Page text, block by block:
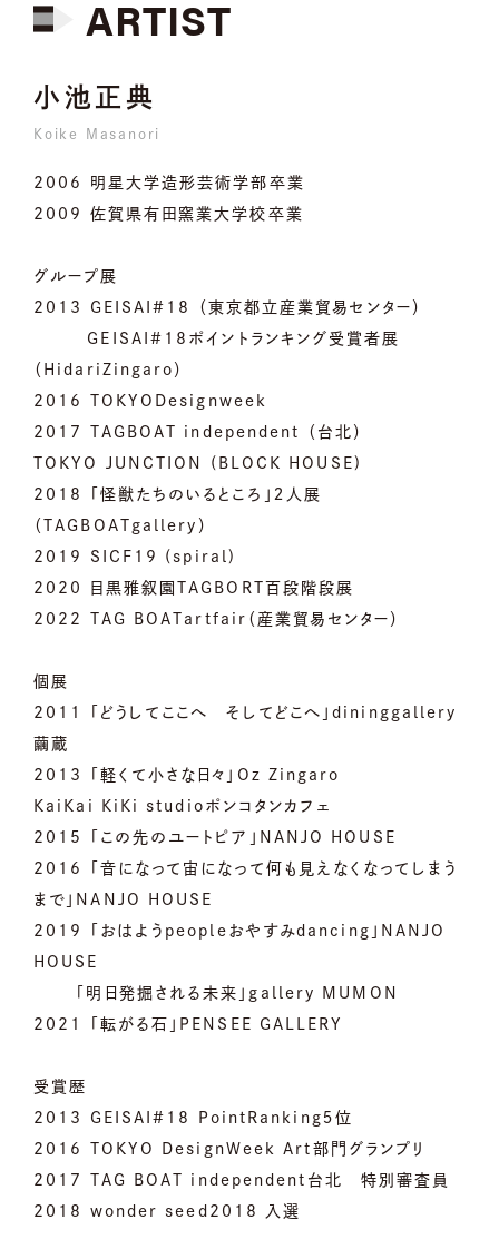
ARTIST
小池正典
Koike Masanori
2006 明星大学造形芸術学部卒業
2009 佐賀県有田窯業大学校卒業
グループ展
2013 GEISAI#18 （東京都立産業貿易センター）
GEISAI#18ポイントランキング受賞者展
（HidariZingaro）
2016 TOKYODesignweek
2017 TAGBOAT independent （台北）
TOKYO JUNCTION (BLOCK HOUSE)
2018 「怪獣たちのいるところ」２人展
（TAGBOATgallery）
2019 SICF19 (spiral)
2020 目黒雅叙園TAGBORT百段階段展
2022 TAG BOATartfair（産業貿易センター）
個展
2011 「どうしてここへ そしてどこへ」dininggallery
繭蔵
2013 「軽くて小さな日々」Oz Zingaro
KaiKai KiKi studioポンコタンカフェ
2015 「この先のユートピア」NANJO HOUSE
2016 「音になって宙になって何も見えなくなってしまう
まで」NANJO HOUSE
2019 「おはようpeopleおやすみdancing」NANJO
HOUSE
「明日発掘される未来」gallery MUMON
2021 「転がる石」PENSEE GALLERY
受賞歴
2013 GEISAI#18 PointRanking５位
2016 TOKYO DesignWeek Art部門グランプリ
2017 TAG BOAT independent台北 特別審査員
2018 wonder seed2018 入選